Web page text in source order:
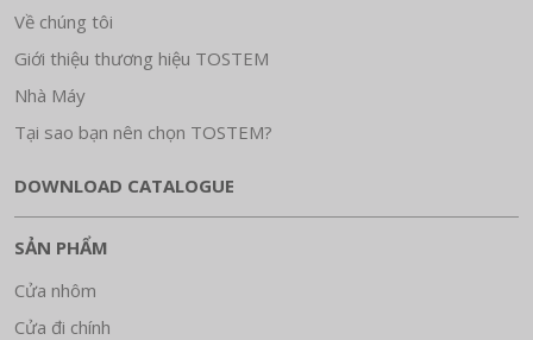
Về chúng tôi
Giới thiệu thương hiệu TOSTEM
Nhà Máy
Tại sao bạn nên chọn TOSTEM?
DOWNLOAD CATALOGUE
SẢN PHẨM
Cửa nhôm
Cửa đi chính